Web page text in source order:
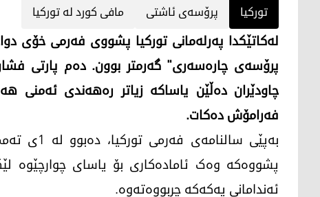
تورکیا پرۆسەی ئاشتی مافی کورد لە تورکیا
لەکاتێکدا پەرلەمانی تورکیا پشووی فەرمی خۆی
پرۆسەی چارەسەری" گەرمتر بوون. دەم پارتی
چاودێران دەڵێن یاساکە زیاتر رەهەندی
فەرامۆش دەکات.
بەپێی
پشووەکە وەک ئامادەکاری بۆ یاسای چوارچێوە
ئەندامانی پەکەکە چڕبووەتەوە.